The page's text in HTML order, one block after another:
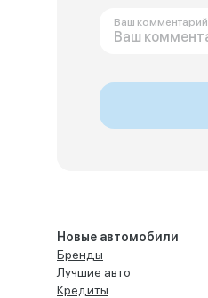
Ваш комментарий
Новые автомобили
Бренды
Лучшие авто
Кредиты